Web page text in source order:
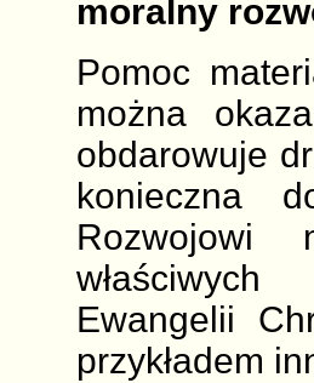
moralny
Pomoc
można
obdarowuje
konieczna
Rozwojowi
Ewangelii
przykładem